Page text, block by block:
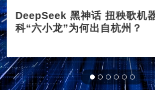
DeepSeek 黑神话 扭秧歌机
科“六小龙”为何出自杭州？